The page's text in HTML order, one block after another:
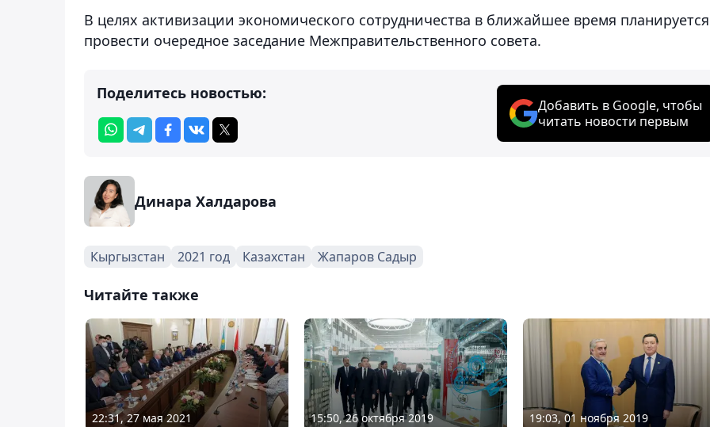
В целях активизации экономического сотрудничества в ближайшее время планируется
провести очередное заседание Межправительственного совета.
Поделитесь новостью:
Добавить в Google, чтобы
читать новости первым
Динара Халдарова
Кыргызстан 2021 год Казахстан Жапаров Садыр
Читайте также
22:31, 27 мая 2021 15:50, 26 октября 2019 19:03, 01 ноября 2019